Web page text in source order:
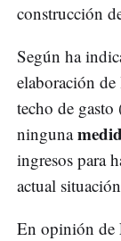
construcción
Según ha
elaboración
techo de
ninguna
ingresos para
actual
En opinión de